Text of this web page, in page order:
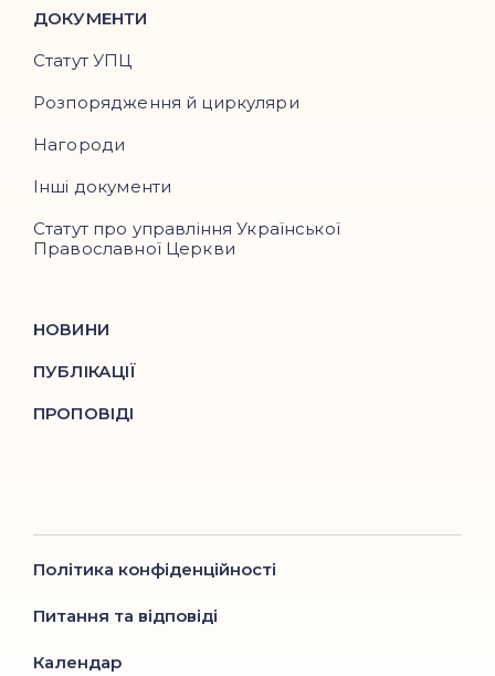
ДОКУМЕНТИ
Статут УПЦ
Розпорядження й циркуляри
Нагороди
Інші документи
Статут про управління Української
Православної Церкви
НОВИНИ
ПУБЛІКАЦІЇ
ПРОПОВІДІ
Політика конфіденційності
Питання та відповіді
Календар